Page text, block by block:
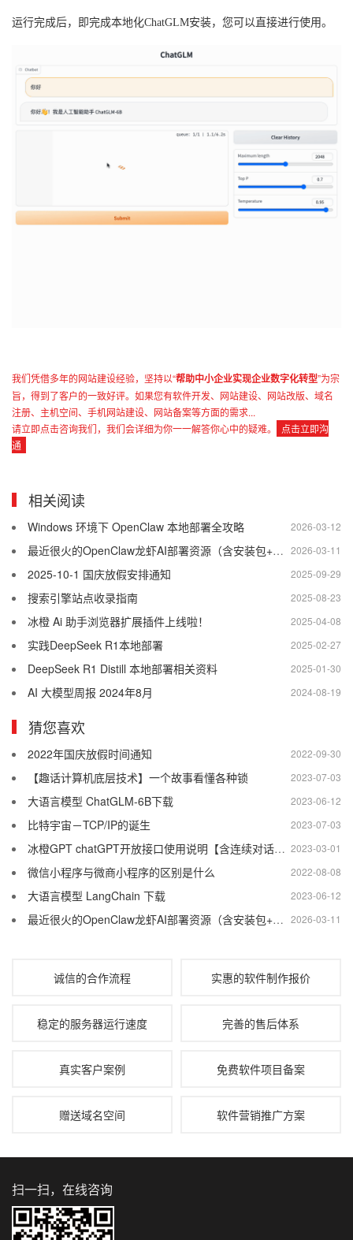
运行完成后，即完成本地化ChatGLM安装，您可以直接进行使用。
我们凭借多年的网站建设经验，坚持以“帮助中小企业实现企业数字化转型”为宗
旨，得到了客户的一致好评。如果您有软件开发、网站建设、网站改版、域名
注册、主机空间、手机网站建设、网站备案等方面的需求...
请立即点击咨询我们，我们会详细为你一一解答你心中的疑难。
点击立即沟
通
相关阅读
2026-03-12
Windows 环境下 OpenClaw 本地部署全攻略
2026-03-11
最近很火的OpenClaw龙虾AI部署资源（含安装包+教程）
2025-09-29
2025-10-1 国庆放假安排通知
2025-08-23
搜索引擎站点收录指南
2025-04-08
冰橙 Ai 助手浏览器扩展插件上线啦！
2025-02-27
实践DeepSeek R1本地部署
2025-01-30
DeepSeek R1 Distill 本地部署相关资料
2024-08-19
AI 大模型周报 2024年8月
猜您喜欢
2022-09-30
2022年国庆放假时间通知
2023-07-03
【趣话计算机底层技术】一个故事看懂各种锁
2023-06-12
大语言模型 ChatGLM-6B下载
2023-07-03
比特宇宙－TCP/IP的诞生
2023-03-01
冰橙GPT chatGPT开放接口使用说明【含连续对话功能】
2022-08-08
微信小程序与微商小程序的区别是什么
2023-06-12
大语言模型 LangChain 下载
2026-03-11
最近很火的OpenClaw龙虾AI部署资源（含安装包+教程）
诚信的合作流程 实惠的软件制作报价
稳定的服务器运行速度 完善的售后体系
真实客户案例 免费软件项目备案
赠送域名空间 软件营销推广方案
扫一扫，在线咨询